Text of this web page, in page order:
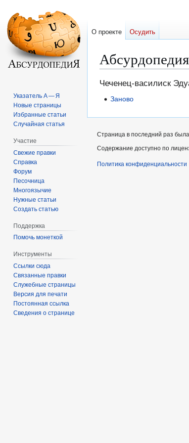
Абсурдопедия
Перейти
навигации
Перейти
поиску
Чеченец-василиск
Заново
О проекте Осудить
Указатель А — Я
Новые страницы
Избранные статьи
Случайная статья
Участие
Свежие правки
Справка
Форум
Песочница
Многоязычие
Нужные статьи
Создать статью
Поддержка
Помочь монеткой
Инструменты
Ссылки сюда
Связанные правки
Служебные страницы
Версия для печати
Постоянная ссылка
Сведения о странице
Страница в последний раз
Содержание доступно по
Политика конфиденциальности